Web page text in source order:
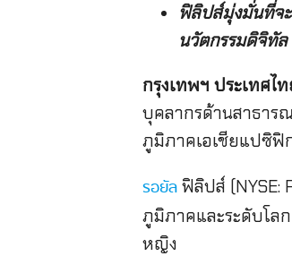
ฟิลิปส์มุ่งมั่นที่จ
นวัตกรรมดิจิทัล
กรุงเทพฯ ประเทศไ
บุคลากรด้านสาธาร
ภูมิภาคเอเชียแปซิฟิ
รอยัลฟิลิปส์ (NYSE:
ภูมิภาคและระดับโล
หญิง